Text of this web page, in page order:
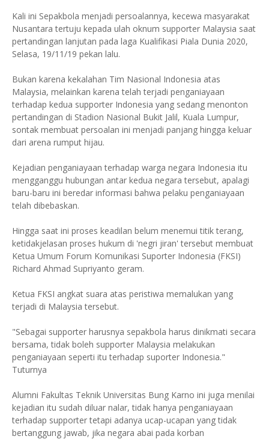
Kali ini Sepakbola menjadi persoalannya, kecewa masyarakat
Nusantara tertuju kepada ulah oknum supporter Malaysia saat
pertandingan lanjutan pada laga Kualifikasi Piala Dunia 2020,
Selasa, 19/11/19 pekan lalu.
Bukan karena kekalahan Tim Nasional Indonesia atas
Malaysia, melainkan karena telah terjadi penganiayaan
terhadap kedua supporter Indonesia yang sedang menonton
pertandingan di Stadion Nasional Bukit Jalil, Kuala Lumpur,
sontak membuat persoalan ini menjadi panjang hingga keluar
dari arena rumput hijau.
Kejadian penganiayaan terhadap warga negara Indonesia itu
mengganggu hubungan antar kedua negara tersebut, apalagi
baru-baru ini beredar informasi bahwa pelaku penganiayaan
telah dibebaskan.
Hingga saat ini proses keadilan belum menemui titik terang,
ketidakjelasan proses hukum di 'negri jiran' tersebut membuat
Ketua Umum Forum Komunikasi Suporter Indonesia (FKSI)
Richard Ahmad Supriyanto geram.
Ketua FKSI angkat suara atas peristiwa memalukan yang
terjadi di Malaysia tersebut.
"Sebagai supporter harusnya sepakbola harus dinikmati secara
bersama, tidak boleh supporter Malaysia melakukan
penganiayaan seperti itu terhadap suporter Indonesia."
Tuturnya
Alumni Fakultas Teknik Universitas Bung Karno ini juga menilai
kejadian itu sudah diluar nalar, tidak hanya penganiayaan
terhadap supporter tetapi adanya ucap-ucapan yang tidak
bertanggung jawab, jika negara abai pada korban